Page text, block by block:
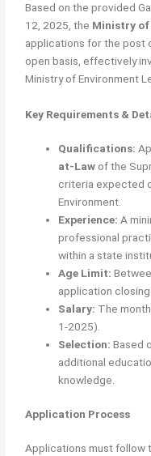
Based on the provided
12, 2025, the Ministry of
applications for the post
open basis, effectively
Ministry of Environment
Key Requirements &
Qualifications:
at-Law of the
criteria expected
Environment.
Experience: A
professional
within a state
Age Limit:
application closing
Salary: The
1-2025).
Selection: Based
additional
knowledge.
Application Process
Applications must follow